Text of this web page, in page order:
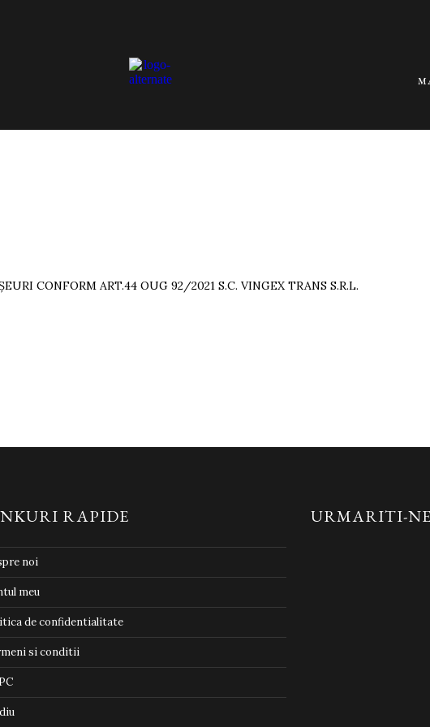
CONFORM ART.44 OUG 92/2021 S.C. VINGEX TRANS S.R.L.
RAPIDE
noi
meu
de confidentialitate
si conditii
URMARITI-NE